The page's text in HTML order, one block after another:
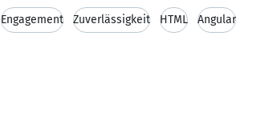
Engagement Zuverlässigkeit HTML Angular